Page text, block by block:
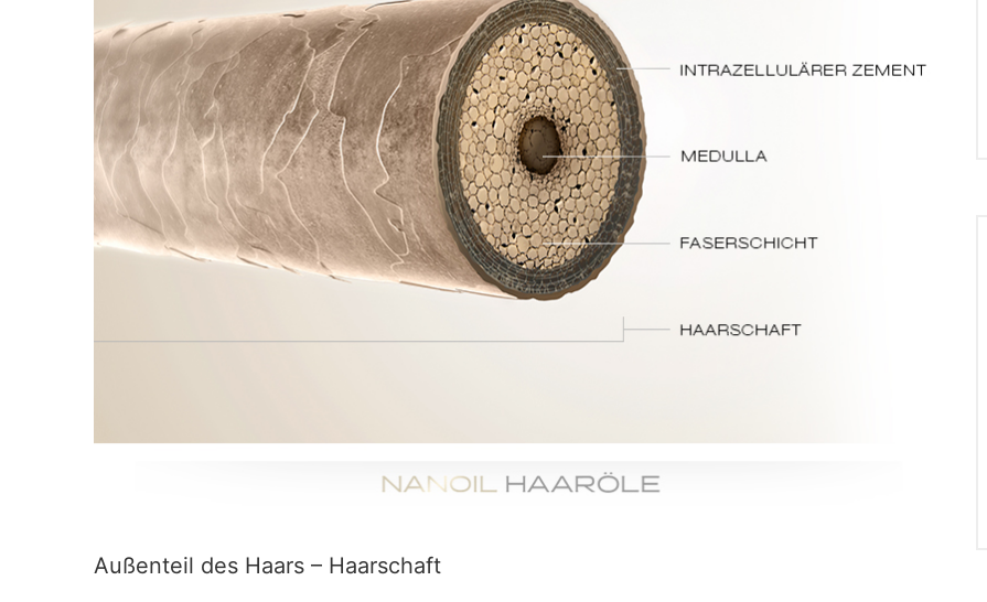
Außenteil des Haars – Haarschaft